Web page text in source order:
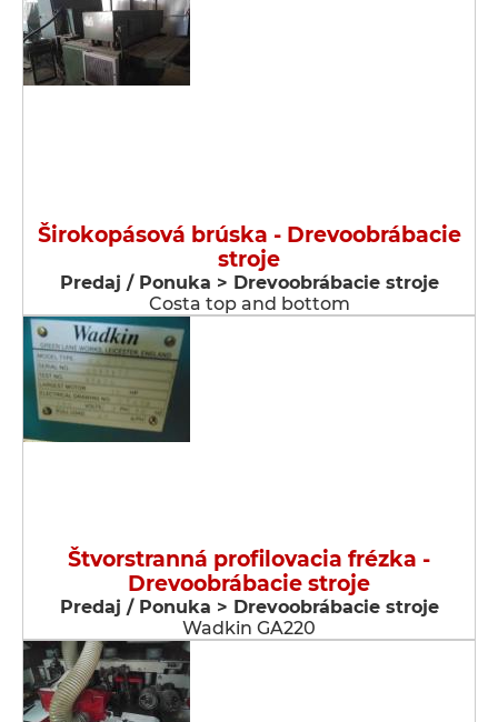
Širokopásová brúska - Drevoobrábacie
stroje
Predaj / Ponuka > Drevoobrábacie stroje
Costa top and bottom
Štvorstranná profilovacia frézka -
Drevoobrábacie stroje
Predaj / Ponuka > Drevoobrábacie stroje
Wadkin GA220